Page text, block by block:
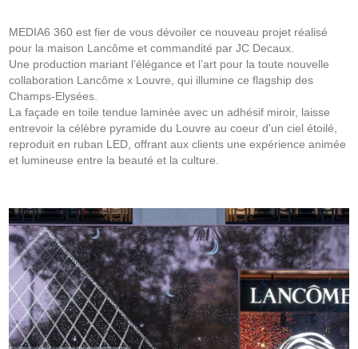
MEDIA6 360 est fier de vous dévoiler ce nouveau projet réalisé
pour la maison Lancôme et commandité par JC Decaux.
Une production mariant l’élégance et l’art pour la toute nouvelle
collaboration Lancôme x Louvre, qui illumine ce flagship des
Champs-Elysées.
La façade en toile tendue laminée avec un adhésif miroir, laisse
entrevoir la célèbre pyramide du Louvre au coeur d'un ciel étoilé,
reproduit en ruban LED, offrant aux clients une expérience animée
et lumineuse entre la beauté et la culture.